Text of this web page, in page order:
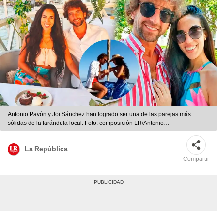
Antonio Pavón y Joi Sánchez han logrado ser una de las parejas más
sólidas de la farándula local. Foto: composición LR/Antonio
Pavón/Instagram
La República
Compartir